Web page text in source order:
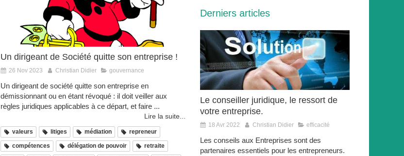
Un dirigeant de Société quitte son entreprise !
26 Nov 2023 Christian Didier gouvernance
Un dirigeant de société quitte son entreprise en
démissionnant ou en étant révoqué : il doit veiller aux
règles juridiques applicables à ce départ, et faire ...
Lire la suite...
valeurs litiges médiation repreneur
compétences délégation de pouvoir retraite
Derniers articles
Le conseiller juridique, le ressort de
votre entreprise.
18 Avr 2022 Christian Didier efficacité
Les conseils aux Entreprises sont des
partenaires essentiels pour les entrepreneurs.